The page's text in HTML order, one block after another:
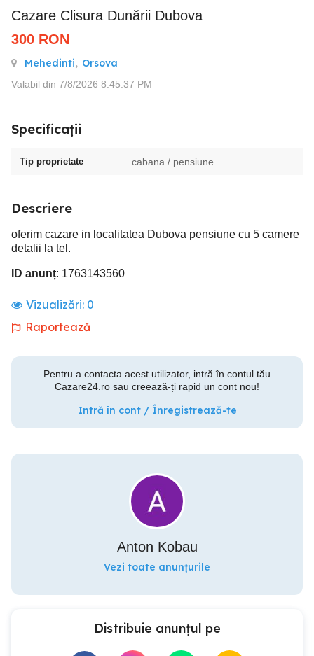
cazare Clisura Dunării Dubova
300 RON
Mehedinti, Orsova
Valabil din 7/8/2026 8:45:37 PM
Specificații
Tip proprietate cabana / pensiune
Descriere
oferim cazare in localitatea Dubova pensiune cu 5 camere
detalii la tel.
ID anunț: 1763143560
Vizualizări: 0
Raportează
Pentru a contacta acest utilizator, intră în contul tău
Cazare24.ro sau creează-ți rapid un cont nou!
Intră în cont / Înregistrează-te
Anton Kobau
Vezi toate anunțurile
Distribuie anunțul pe